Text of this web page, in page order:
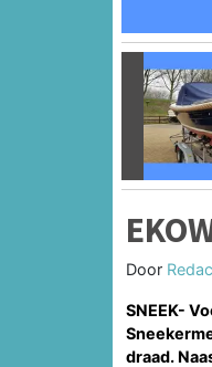
Vorige
Door
SNEEK-
draad.